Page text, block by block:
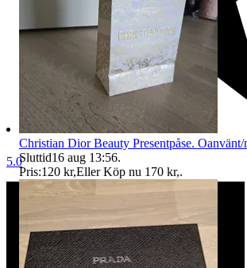
5.0
Christian Dior Beauty Presentpåse. Oanvänt/
Sluttid16 aug 13:56.
Pris:120 kr,Eller Köp nu 170 kr,.